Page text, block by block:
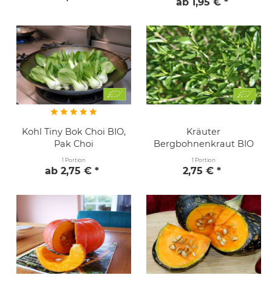
Kohl Tiny Bok Choi BIO,
Pak Choi
1 Portion
ab 2,75 € *
Kräuter
Bergbohnenkraut BIO
1 Portion
2,75 € *